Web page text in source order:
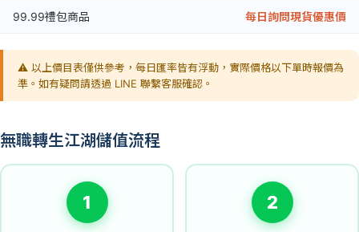
99.99禮包商品 每日詢問現貨優惠價
⚠️ 以上價目表僅供參考，每日匯率皆有浮動，實際價格以下單時報價為
準。如有疑問請透過 LINE 聯繫客服確認。
無職轉生江湖儲值流程
1 2